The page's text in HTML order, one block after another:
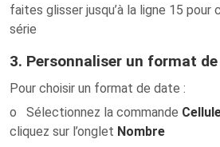
faites glisser jusqu’à la ligne 15 pour
série
3. Personnaliser un format
Pour choisir un format de date :
o Sélectionnez la commande
cliquez sur l’onglet Nombre